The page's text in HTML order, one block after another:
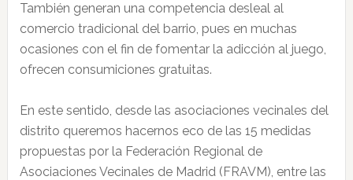
También generan una competencia desleal al
comercio tradicional del barrio, pues en muchas
ocasiones con el fin de fomentar la adicción al juego,
ofrecen consumiciones gratuitas.
En este sentido, desde las asociaciones vecinales del
distrito queremos hacernos eco de las 15 medidas
propuestas por la Federación Regional de
Asociaciones Vecinales de Madrid (FRAVM), entre las